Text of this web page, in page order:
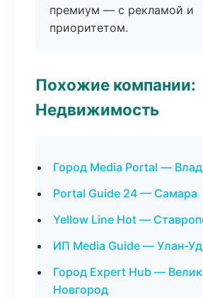
премиум — с рекламой и
приоритетом.
Похожие компании:
Недвижимость
Город Media Portal —
Portal Guide 24 — Самара
Yellow Line Hot —
ИП Media Guide — Улан-
Город Expert Hub —
Новгород